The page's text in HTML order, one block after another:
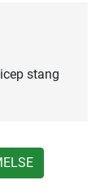
stang